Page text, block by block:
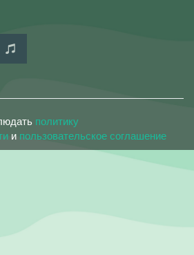
политику
и пользовательское соглашение